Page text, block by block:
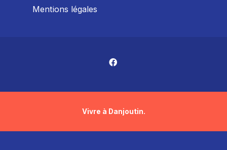
Mentions légales
Vivre à Danjoutin.